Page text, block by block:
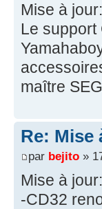
Mise à jour:
Le support
maître
Re: Mise
par bejito »
Mise à jour:
-CD32